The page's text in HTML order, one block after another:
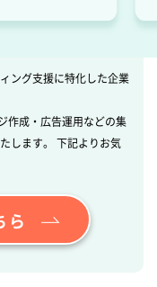
ング支援に特化した企業
作成・広告運用などの集
します。 下記よりお気
ら